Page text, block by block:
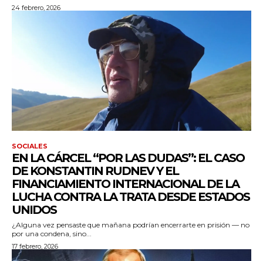
24 febrero, 2026
SOCIALES
EN LA CÁRCEL “POR LAS DUDAS”: EL CASO
DE KONSTANTIN RUDNEV Y EL
FINANCIAMIENTO INTERNACIONAL DE LA
LUCHA CONTRA LA TRATA DESDE ESTADOS
UNIDOS
¿Alguna vez pensaste que mañana podrían encerrarte en prisión — no
por una condena, sino...
17 febrero, 2026